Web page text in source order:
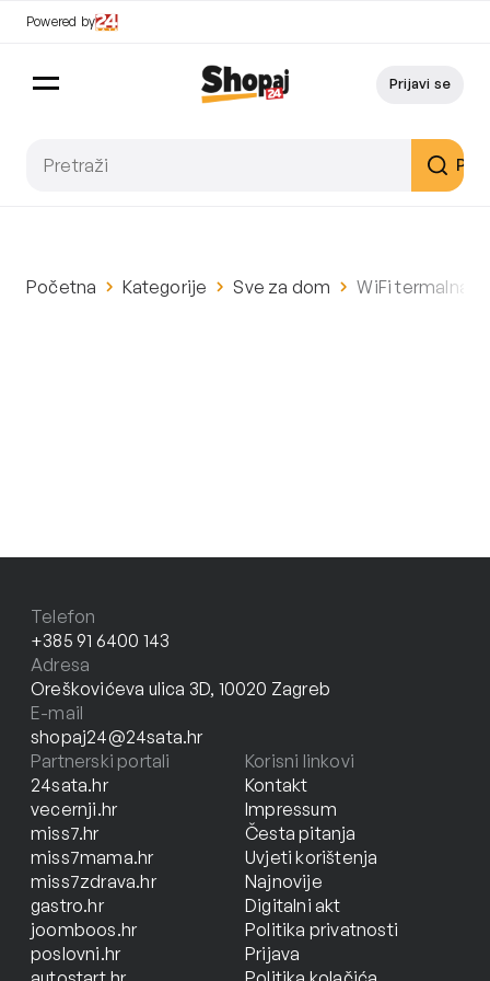
Powered by
Prijavi se
Početna Kategorije Sve za dom WiFi termalna
Telefon
+385 91 6400 143
Adresa
Oreškovićeva ulica 3D, 10020 Zagreb
E-mail
shopaj24@24sata.hr
Partnerski portali
24sata.hr
vecernji.hr
miss7.hr
miss7mama.hr
miss7zdrava.hr
gastro.hr
joomboos.hr
poslovni.hr
Korisni linkovi
Kontakt
Impressum
Česta pitanja
Uvjeti korištenja
Najnovije
Digitalni akt
Politika privatnosti
Prijava